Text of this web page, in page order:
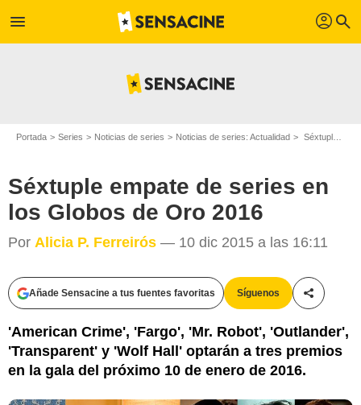
menu profil search
Portada Series Noticias de series Noticias de series: Actualidad Séxtuple empate de series en los Globos de Oro 2016
Séxtuple empate de series en
los Globos de Oro 2016
Por Alicia P. Ferreirós — 10 dic 2015 a las 16:11
Añade Sensacine a tus fuentes favoritas Síguenos
'American Crime', 'Fargo', 'Mr. Robot', 'Outlander',
'Transparent' y 'Wolf Hall' optarán a tres premios
en la gala del próximo 10 de enero de 2016.